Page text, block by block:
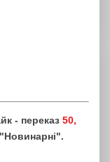
- переказ 50,